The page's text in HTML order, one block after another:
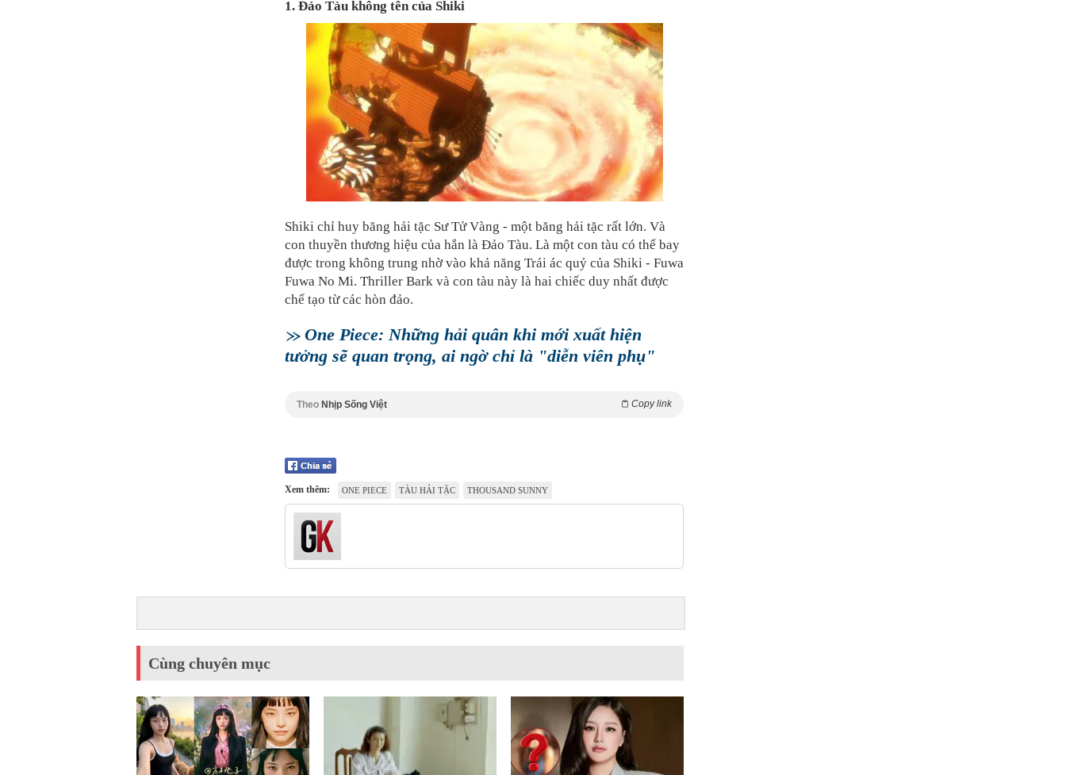
1. Đảo Tàu không tên của Shiki
Shiki chỉ huy băng hải tặc Sư Tử Vàng - một băng hải tặc rất lớn. Và
con thuyền thương hiệu của hắn là Đảo Tàu. Là một con tàu có thể bay
được trong không trung nhờ vào khả năng Trái ác quỷ của Shiki - Fuwa
Fuwa No Mi. Thriller Bark và con tàu này là hai chiếc duy nhất được
chế tạo từ các hòn đảo.
One Piece: Những hải quân khi mới xuất hiện
tưởng sẽ quan trọng, ai ngờ chỉ là "diễn viên phụ"
Theo Nhịp Sống Việt Copy link
Xem thêm: ONE PIECE TÀU HẢI TẶC THOUSAND SUNNY
Cùng chuyên mục